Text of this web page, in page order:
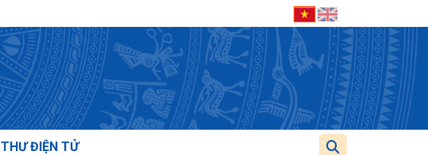
THƯ ĐIỆN TỬ